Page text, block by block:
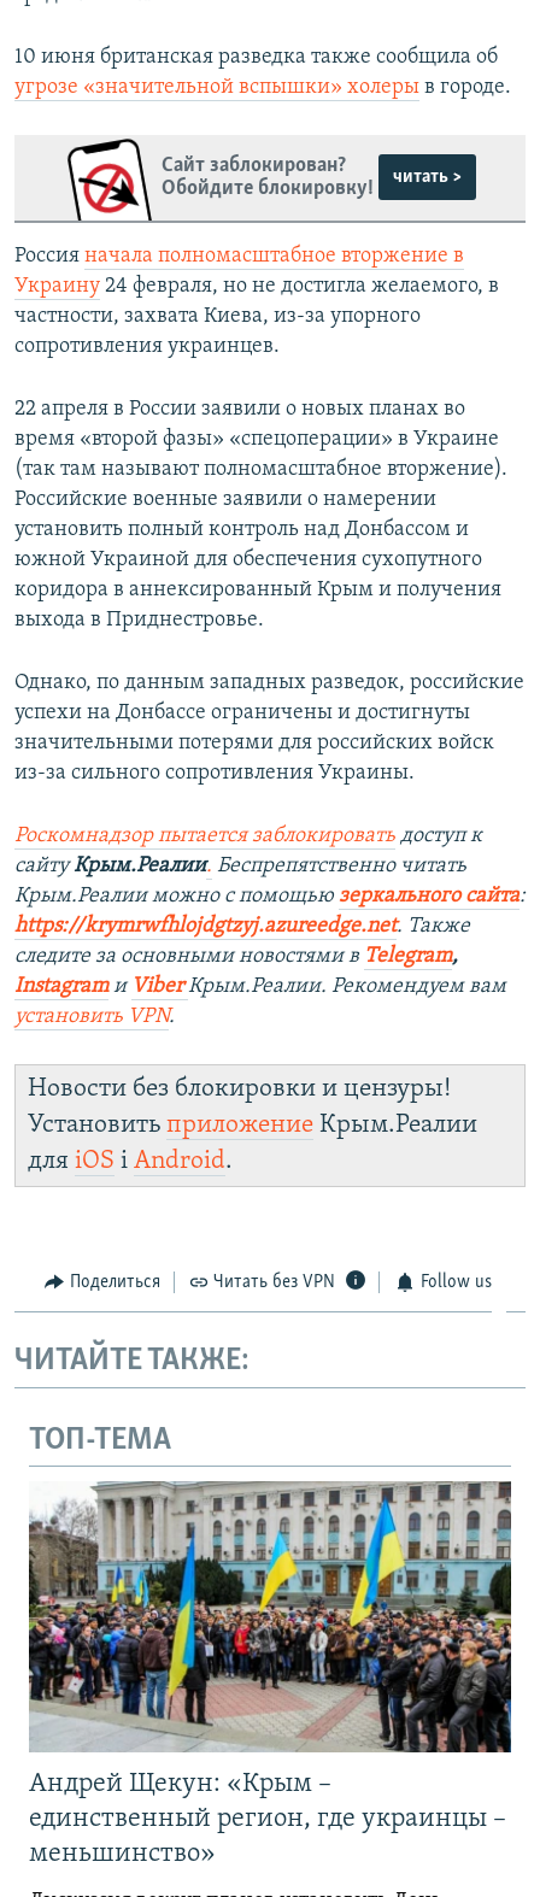
10 июня британская разведка также сообщила об
угрозе «значительной вспышки» холеры в городе.
Сайт заблокирован?
Обойдите блокировку!
читать >
Россия начала полномасштабное вторжение в
Украину 24 февраля, но не достигла желаемого, в
частности, захвата Киева, из-за упорного
сопротивления украинцев.
22 апреля в России заявили о новых планах во
время «второй фазы» «спецоперации» в Украине
(так там называют полномасштабное вторжение).
Российские военные заявили о намерении
установить полный контроль над Донбассом и
южной Украиной для обеспечения сухопутного
коридора в аннексированный Крым и получения
выхода в Приднестровье.
Однако, по данным западных разведок, российские
успехи на Донбассе ограничены и достигнуты
значительными потерями для российских войск
из-за сильного сопротивления Украины.
Роскомнадзор пытается заблокировать доступ к
сайту Крым.Реалии. Беспрепятственно читать
Крым.Реалии можно с помощью зеркального сайта:
https://krymrwfhlojdgtzyj.azureedge.net. Также
следите за основными новостями в Telegram,
Instagram и ViberКрым.Реалии. Рекомендуем вам
установить VPN.
Новости без блокировки и цензуры!
Установить приложение Крым.Реалии
для iOS і Android.
Поделиться Читать без VPN Follow us
ЧИТАЙТЕ ТАКЖЕ:
ТОП-ТЕМА
Андрей Щекун: «Крым –
единственный регион, где украинцы –
меньшинство»